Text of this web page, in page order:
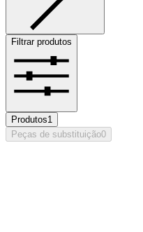
Filtrar produtos
Produtos1
Peças de substituição0